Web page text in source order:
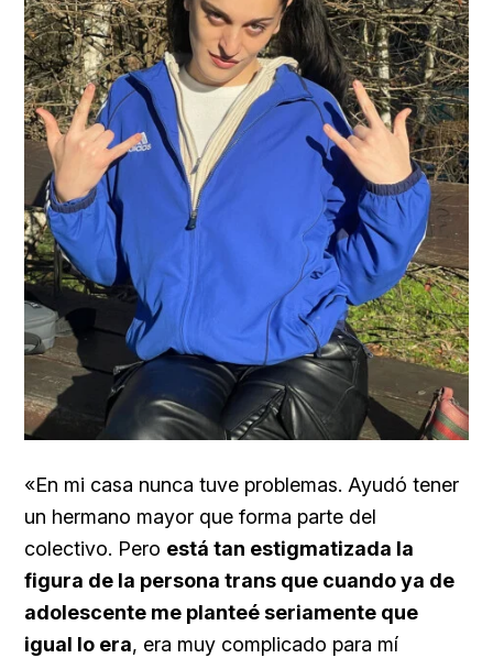
«En mi casa nunca tuve problemas. Ayudó tener
un hermano mayor que forma parte del
colectivo. Pero está tan estigmatizada la
figura de la persona trans que cuando ya de
adolescente me planteé seriamente que
igual lo era, era muy complicado para mí